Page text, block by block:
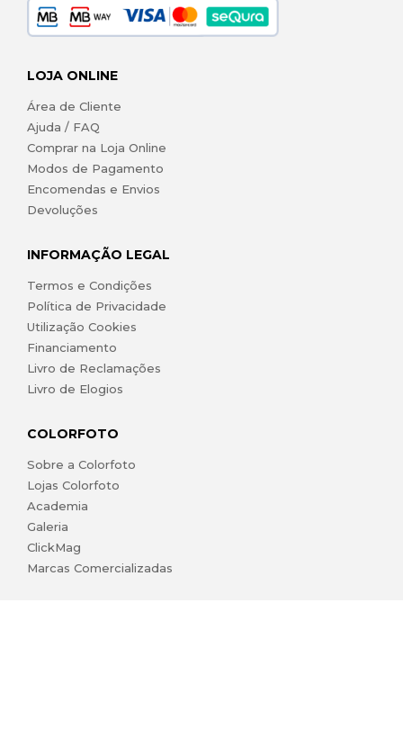
LOJA ONLINE
Área de Cliente
Ajuda / FAQ
Comprar na Loja Online
Modos de Pagamento
Encomendas e Envios
Devoluções
INFORMAÇÃO LEGAL
Termos e Condições
Política de Privacidade
Utilização Cookies
Financiamento
Livro de Reclamações
Livro de Elogios
COLORFOTO
Sobre a Colorfoto
Lojas Colorfoto
Academia
Galeria
ClickMag
Marcas Comercializadas